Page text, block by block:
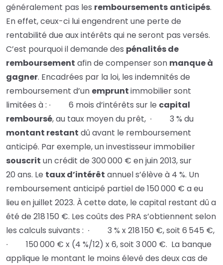
généralement pas les remboursements anticipés.
En effet, ceux-ci lui engendrent une perte de
rentabilité due aux intérêts qui ne seront pas versés.
C’est pourquoi il demande des pénalités de
remboursement afin de compenser son manque à
gagner. Encadrées par la loi, les indemnités de
remboursement d’un empruntimmobilier sont
limitées à : ∙ 6 mois d’intérêts sur le capital
remboursé, au taux moyen du prêt, ∙
3 % du
montant restant dû avant le remboursement
anticipé. Par exemple, un investisseur immobilier
souscrit un crédit de 300 000 € en juin 2013, sur
20 ans. Le taux d’intérêt annuel s’élève à 4 %. Un
remboursement anticipé partiel de 150 000 € a eu
lieu en juillet 2023. À cette date, le capital restant dû a
été de 218 150 €. Les coûts des PRA s’obtiennent selon
les calculs suivants : ∙
3 % x 218 150 €, soit 6 545 €,
∙
150 000 € x (4 %/12) x 6, soit 3 000 €. La banque
applique le montant le moins élevé des deux cas de